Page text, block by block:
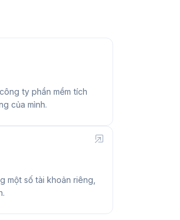
ty phần mềm tích
của mình.
một số tài khoản riêng,